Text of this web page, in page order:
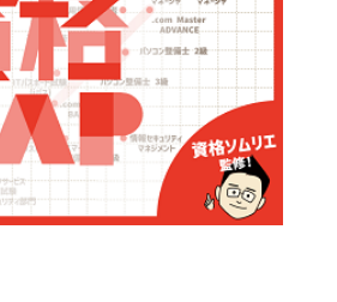
「この検定、難しい？」「どんな試